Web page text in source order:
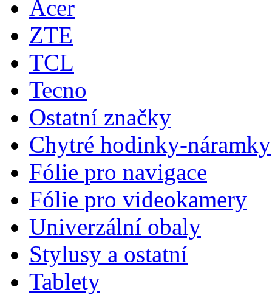
Acer
ZTE
TCL
Tecno
Ostatní značky
Chytré hodinky-náramky
Fólie pro navigace
Fólie pro videokamery
Univerzální obaly
Stylusy a ostatní
Tablety